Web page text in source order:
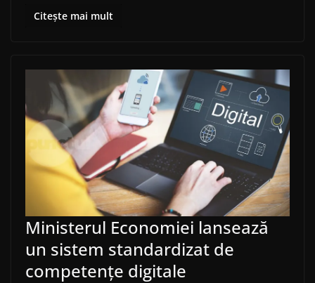
Citește mai mult
Ministerul Economiei lansează
un sistem standardizat de
competențe digitale